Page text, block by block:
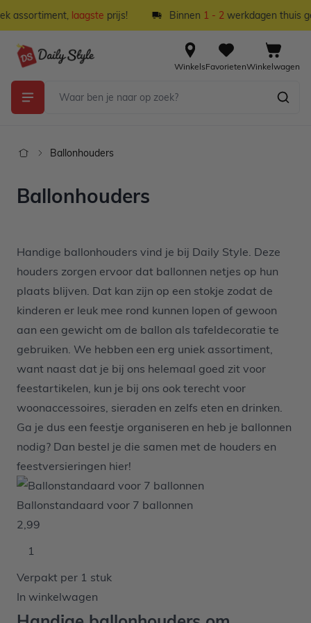
Ga naar de inhoud
assortiment,laagsteprijs! Binnen1 - 2werkdagen thuis
WinkelsFavorietenWinkelwagen
Ballonhouders
Ballonhouders
Handige ballonhouders vind je bij Daily Style. Deze
houders zorgen ervoor dat ballonnen netjes op hun
plaats blijven. Dat kan zijn op een stokje zodat de
kinderen er leuk mee rond kunnen lopen of gewoon
aan een gewicht om de ballon als tafeldecoratie te
gebruiken. We hebben een erg uniek assortiment,
want naast dat je bij ons helemaal goed zit voor
feestartikelen, kun je bij ons ook terecht voor
woonaccessoires, sieraden en zelfs eten en drinken.
Ga je dus een feestje organiseren en heb je ballonnen
nodig? Dan bestel je die samen met de houders en
feestversieringen hier!
Ballonstandaard voor 7 ballonnen
2,99
Verpakt per 1 stuk
In winkelwagen